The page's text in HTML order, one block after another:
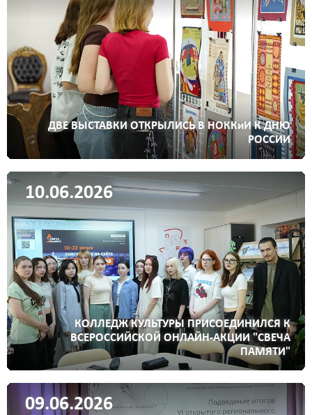
ДВЕ ВЫСТАВКИ ОТКРЫЛИСЬ В НОККиИ К ДНЮ
РОССИИ
10.06.2026
КОЛЛЕДЖ КУЛЬТУРЫ ПРИСОЕДИНИЛСЯ К
ВСЕРОССИЙСКОЙ ОНЛАЙН-АКЦИИ "СВЕЧА
ПАМЯТИ"
09.06.2026